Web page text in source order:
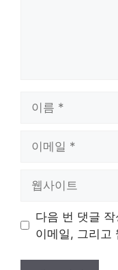
트
다음 번 댓글
이메일, 그리고